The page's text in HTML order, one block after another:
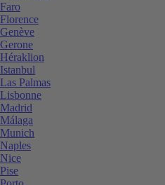
Faro
Florence
Genève
Gerone
Héraklion
Istanbul
Las Palmas
Lisbonne
Madrid
Málaga
Munich
Naples
Nice
Pise